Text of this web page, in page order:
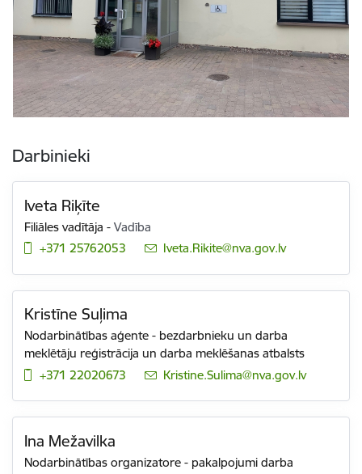
Darbinieki
Iveta Riķīte
Filiāles vadītāja -Vadība
+371 25762053
E-pasts:
Iveta.Rikite@nva.gov.lv
Kristīne Suļima
Nodarbinātības aģente - bezdarbnieku un darba
meklētāju reģistrācija un darba meklēšanas atbalsts
+371 22020673
E-pasts:
Kristine.Sulima@nva.gov.lv
Ina Mežavilka
Nodarbinātības organizatore - pakalpojumi darba